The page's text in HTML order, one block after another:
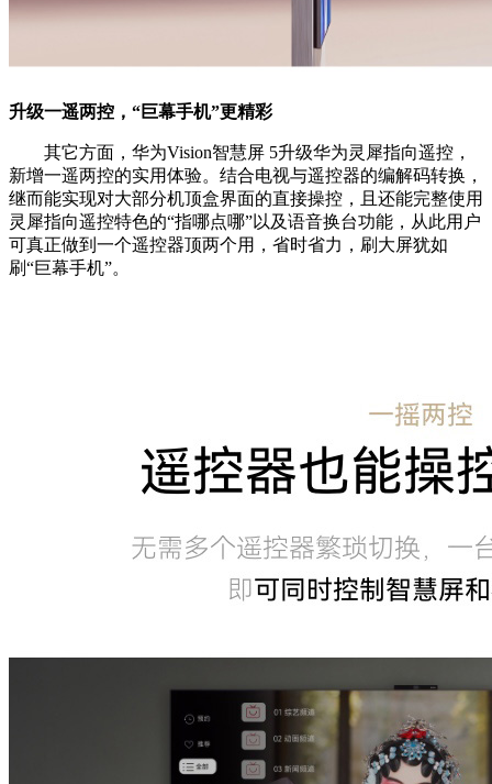
升级一遥两控，“巨幕手机”更精彩
其它方面，华为Vision智慧屏 5升级华为灵犀指向遥控，
新增一遥两控的实用体验。结合电视与遥控器的编解码转换，
继而能实现对大部分机顶盒界面的直接操控，且还能完整使用
灵犀指向遥控特色的“指哪点哪”以及语音换台功能，从此用户
可真正做到一个遥控器顶两个用，省时省力，刷大屏犹如
刷“巨幕手机”。